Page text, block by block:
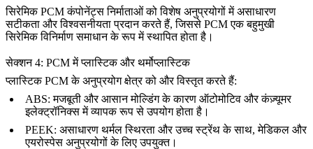
सिरेमिक PCM कंपोनेंट्स निर्माताओं को विशेष अनुप्रयोगों में असाधारण
सटीकता और विश्वसनीयता प्रदान करते हैं, जिससे PCM एकबहुमुखी
सिरेमिक विनिर्माण समाधानके रूप में स्थापित होता है।
सेक्शन 4: PCM में प्लास्टिक और थर्मोप्लास्टिक
प्लास्टिक PCM के अनुप्रयोग क्षेत्र को और विस्तृत करते हैं:
ABS: मजबूती और आसान मोल्डिंग के कारण ऑटोमोटिव और कंज़्यूमर
इलेक्ट्रॉनिक्स में व्यापक रूप से उपयोग होता है।
PEEK: असाधारण थर्मल स्थिरता और उच्च स्ट्रेंथ के साथ, मेडिकल और
एयरोस्पेस अनुप्रयोगों के लिए उपयुक्त।